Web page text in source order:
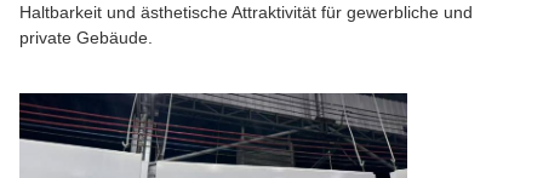
Haltbarkeit und ästhetische Attraktivität für gewerbliche und
private Gebäude.